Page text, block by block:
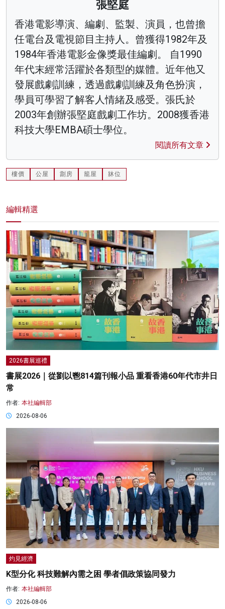
張堅庭
香港電影導演、編劇、監製、演員，也曾擔
任電台及電視節目主持人。曾獲得1982年及
1984年香港電影金像獎最佳編劇。 自1990
年代末經常活躍於各類型的媒體。近年他又
發展戲劇訓練，透過戲劇訓練及角色扮演，
學員可學習了解客人情緒及感受。張氏於
2003年創辦張堅庭戲劇工作坊。2008獲香港
科技大學EMBA碩士學位。
閱讀所有文章
樓價 公屋 劏房 籠屋 牀位
編輯精選
2026書展巡禮
書展2026｜從劉以鬯814篇刊報小品 重看香港60年代市井日
常
作者: 本社編輯部
2026-08-06
灼見經濟
K型分化 科技難解內需之困 學者倡政策協同發力
作者: 本社編輯部
2026-08-06